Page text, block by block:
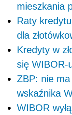
mieszkania
Raty
dla
Kredyty w
się WIBOR-
ZBP: nie
wskaźnika
WIBOR